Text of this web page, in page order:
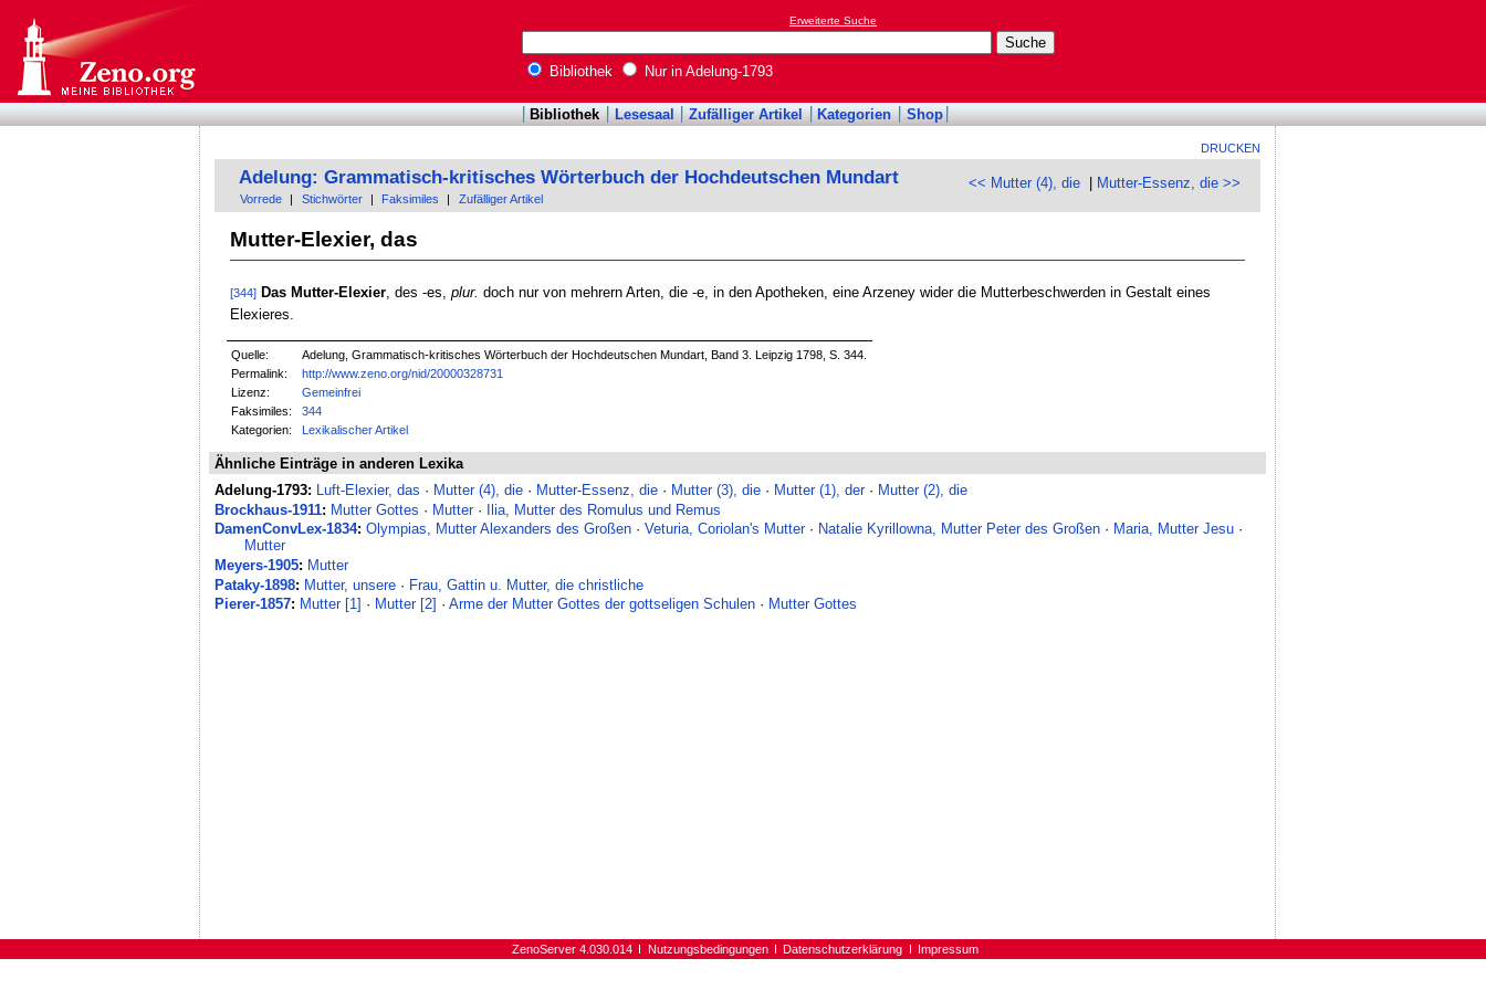
Erweiterte Suche
Bibliothek Nur in Adelung-1793
Bibliothek Lesesaal Zufälliger Artikel Kategorien Shop
DRUCKEN
<< Mutter (4), die Mutter-Essenz, die >>
Adelung: Grammatisch-kritisches Wörterbuch der Hochdeutschen Mundart
Vorrede Stichwörter Faksimiles Zufälliger Artikel
Mutter-Elexier, das
[344] Das Mutter-Elexier, des -es, plur. doch nur von mehrern Arten, die -e, in den Apotheken, eine Arzeney wider die Mutterbeschwerden in Gestalt eines
Elexieres.
Quelle:
Adelung, Grammatisch-kritisches Wörterbuch der Hochdeutschen Mundart, Band 3. Leipzig 1798, S. 344.
Permalink:
http://www.zeno.org/nid/20000328731
Lizenz:
Gemeinfrei
Faksimiles:
344
Kategorien:
Lexikalischer Artikel
Ähnliche Einträge in anderen Lexika
Adelung-1793: Luft-Elexier, das · Mutter (4), die · Mutter-Essenz, die · Mutter (3), die · Mutter (1), der· Mutter (2), die
Brockhaus-1911: Mutter Gottes · Mutter·
Ilia, Mutter des Romulus und Remus
DamenConvLex-1834: Olympias, Mutter Alexanders des Großen ·Veturia, Coriolan's Mutter· Natalie Kyrillowna, Mutter Peter des Großen · Maria, Mutter Jesu ·
Mutter
Meyers-1905: Mutter
Pataky-1898: Mutter, unsere · Frau, Gattin u. Mutter, die christliche
Pierer-1857: Mutter [1] · Mutter [2] ·Arme der Mutter Gottes der gottseligen Schulen · Mutter Gottes
ZenoServer 4.030.014 Nutzungsbedingungen Datenschutzerklärung Impressum